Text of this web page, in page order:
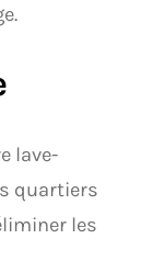
lave-
quartiers
les